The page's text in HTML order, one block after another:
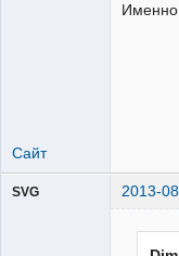
Именно
Сайт
SVG 2013-